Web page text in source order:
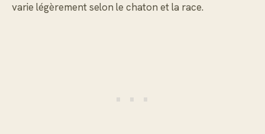
varie légèrement selon le chaton et la race.